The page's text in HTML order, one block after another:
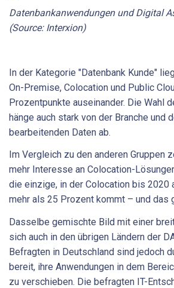
Datenbankanwendungen und Digital
(Source: Interxion)
In der Kategorie "Datenbank Kunde"
On-Premise, Colocation und Public
Prozentpunkte auseinander. Die Wahl
hänge auch stark von der Branche und
bearbeitenden Daten ab.
Im Vergleich zu den anderen Gruppen
mehr Interesse an Colocation-
die einzige, in der Colocation bis 2020
mehr als 25 Prozent kommt – und das
Dasselbe gemischte Bild mit einer
sich auch in den übrigen Ländern der
Befragten in Deutschland sind jedoch
bereit, ihre Anwendungen in dem
zu verschieben. Die befragten IT-